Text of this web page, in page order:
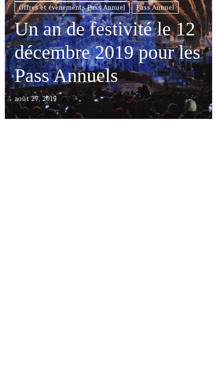
Offres et évènements Pass Annuel
Pass Annuel
Un an de festivité le 12
décembre 2019 pour les
Pass Annuels
août 27, 2019